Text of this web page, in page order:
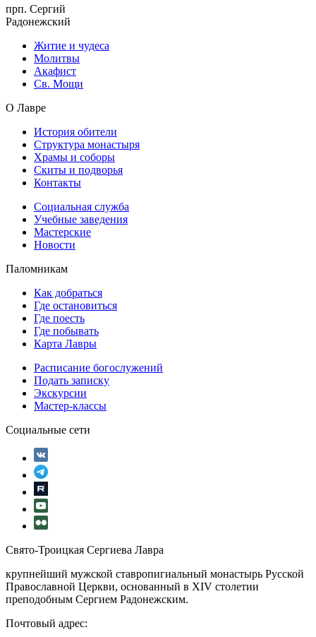
прп. Сергий
Радонежский
Житие и чудеса
Молитвы
Акафист
Св. Мощи
О Лавре
История обители
Структура монастыря
Храмы и соборы
Скиты и подворья
Контакты
Социальная служба
Учебные заведения
Мастерские
Новости
Паломникам
Как добраться
Где остановиться
Где поесть
Где побывать
Карта Лавры
Расписание богослужений
Подать записку
Экскурсии
Мастер-классы
Социальные сети
Свято-Троицкая Сергиева Лавра
крупнейший мужской ставропигиальный монастырь Русской
Православной Церкви, основанный в XIV столетии
преподобным Сергием Радонежским.
Почтовый адрес: